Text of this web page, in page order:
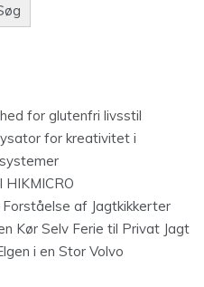
for glutenfri livsstil
for kreativitet i
HIKMICRO
Forståelse af Jagtkikkerter
Kør Selv Ferie til Privat Jagt
i en Stor Volvo